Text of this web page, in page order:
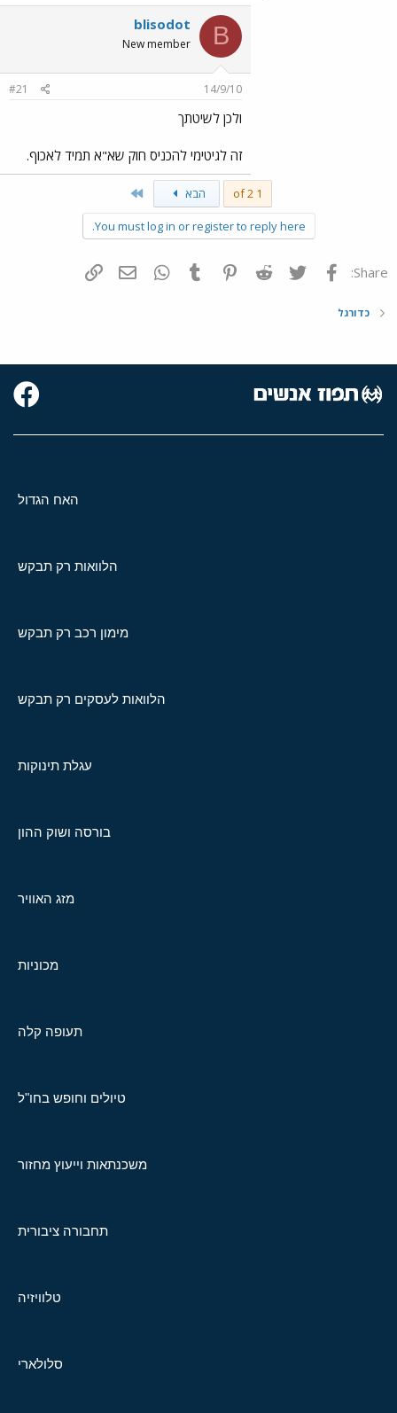
B
blisodot
New member
14/9/10
#21
ולכן לשיטתך
זה לגיטימי להכניס חוק שא"א תמיד לאכוף.
1 of 2 הבא
You must log in or register to reply here.
Share: פייסבוק Twitter
Reddit
Pinterest
Tumblr
WhatsAppדואר אלקטרוני
כדורגל
האח הגדול
הלוואות רק תבקש
מימון רכב רק תבקש
הלוואות לעסקים רק תבקש
עגלת תינוקות
בורסה ושוק ההון
מזג האוויר
מכוניות
תעופה קלה
טיולים וחופש בחו"ל
משכנתאות וייעוץ מחזור
תחבורה ציבורית
טלוויזיה
סלולארי